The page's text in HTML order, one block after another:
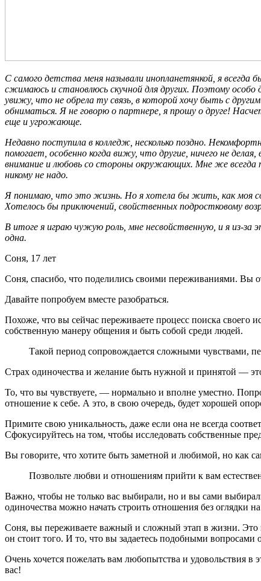
С самого детства меня называли инопланетянкой, я всегда
сжимаюсь и становлюсь скучной для других. Поэтому
увижу, что не обрела ту связь, в которой хочу быть с
обниматься. Я не говорю о партнере, я прошу о друге!
еще и угрожающе.
Недавно поступила в колледж, несколько поздно.
помогает, особенно когда вижу, что другие, ничего не
внимание и любовь со стороны окружающих. Мне же всегда
никому не надо.
Я понимаю, что это жизнь. Но я хотела бы жить, как моя
Хотелось бы приключений, свойственных подростковому
В итоге я играю чужую роль, мне несвойственную, и я из-
одна.
Соня, 17 лет
Соня, спасибо, что поделились своими переживаниями. Вы
Давайте попробуем вместе разобраться.
Похоже, что вы сейчас переживаете процесс поиска своего
собственную манеру общения и быть собой среди людей.
Такой период сопровождается сложными чувствами,
Страх одиночества и желание быть нужной и принятой —
То, что вы чувствуете, — нормально и вполне уместно.
отношение к себе. А это, в свою очередь, будет хорошей
Примите свою уникальность, даже если она не всегда
Сфокусируйтесь на том, чтобы исследовать собственные
Вы говорите, что хотите быть заметной и любимой, но как
Позвольте любви и отношениям прийти к вам
Важно, чтобы не только вас выбирали, но и вы сами
одиночества можно начать строить отношения без оглядки
Соня, вы переживаете важный и сложный этап в жизни.
он стоит того. И то, что вы задаетесь подобными вопросами
Очень хочется пожелать вам любопытства и удовольствия
вас!